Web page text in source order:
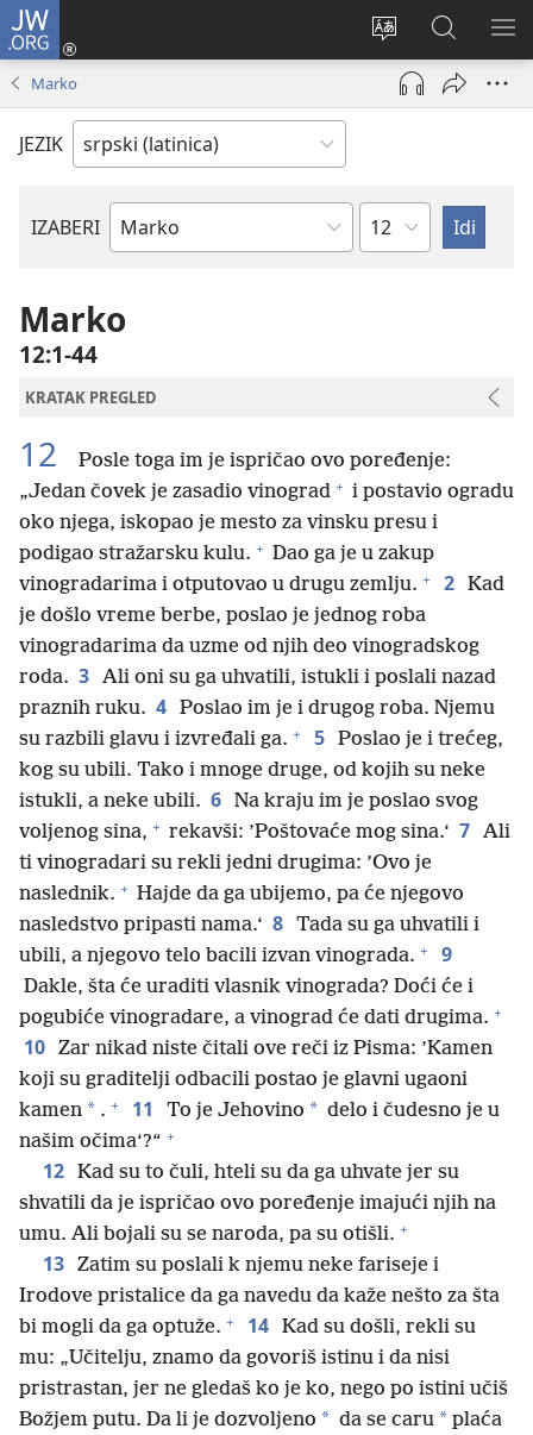
JW.ORG
Promeni
jezik
sajta
Prijava
(otvara
prozor)
Pretraga
sajta
JW.ORG
Marko
JEZIK
IZABERI
Biblijska
Poglavlje
Marko
12:1-44
KRATAK PREGLED
12
Posle toga im je ispričao ovo poređenje:
„Jedan čovek je zasadio vinograd + i postavio ogradu
oko njega, iskopao je mesto za vinsku presu i
podigao stražarsku kulu. + Dao ga je u zakup
vinogradarima i otputovao u drugu zemlju. + 2 Kad
je došlo vreme berbe, poslao je jednog roba
vinogradarima da uzme od njih deo vinogradskog
roda. 3 Ali oni su ga uhvatili, istukli i poslali nazad
praznih ruku. 4 Poslao im je i drugog roba. Njemu
su razbili glavu i izvređali ga. + 5 Poslao je i trećeg,
kog su ubili. Tako i mnoge druge, od kojih su neke
istukli, a neke ubili. 6 Na kraju im je poslao svog
voljenog sina, + rekavši: ’Poštovaće mog sina.‘ 7 Ali
ti vinogradari su rekli jedni drugima: ’Ovo je
naslednik. + Hajde da ga ubijemo, pa će njegovo
nasledstvo pripasti nama.‘ 8 Tada su ga uhvatili i
ubili, a njegovo telo bacili izvan vinograda. + 9
Dakle, šta će uraditi vlasnik vinograda? Doći će i
pogubiće vinogradare, a vinograd će dati drugima. +
10 Zar nikad niste čitali ove reči iz Pisma: ’Kamen
koji su graditelji odbacili postao je glavni ugaoni
kamen * . + 11 To je Jehovino * delo i čudesno je u
našim očima‘?“ +
12 Kad su to čuli, hteli su da ga uhvate jer su
shvatili da je ispričao ovo poređenje imajući njih na
umu. Ali bojali su se naroda, pa su otišli. +
13 Zatim su poslali k njemu neke fariseje i
Irodove pristalice da ga navedu da kaže nešto za šta
bi mogli da ga optuže. + 14 Kad su došli, rekli su
mu: „Učitelju, znamo da govoriš istinu i da nisi
pristrastan, jer ne gledaš ko je ko, nego po istini učiš
Božjem putu. Da li je dozvoljeno * da se caru * plaća